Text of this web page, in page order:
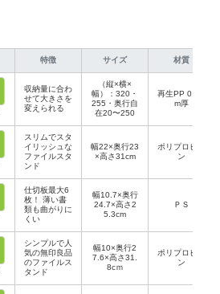
特徴 サイズ 材質
収納量に合わ
せて大きさを
変えられる
（縦×横×
幅）：320・
255・奥行自
在20〜250
再生PP 0.9m
m厚
スリムでスタ
イリッシュな
ファイルスタ
ンド
幅22×奥行23
×高さ31cm
ポリプロピレ
ン
仕切板最大6
枚！ 薄い書
類も曲がりに
くい
幅10.7×奥行
24.7×高さ2
5.3cm
ＰＳ
シンプルで人
気の無印良品
のファイルス
タンド
幅10×奥行2
7.6×高さ31.
8cｍ
ポリプロピレ
ン